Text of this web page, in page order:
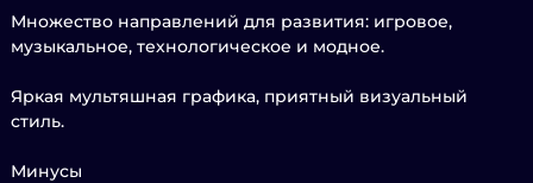
Множество направлений для развития: игровое,
музыкальное, технологическое и модное.
Яркая мультяшная графика, приятный визуальный
стиль.
Минусы